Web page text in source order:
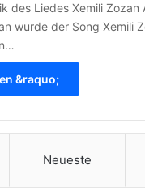
des Liedes Xemili Zozan
wurde der Song Xemili
&raquo;
Neueste